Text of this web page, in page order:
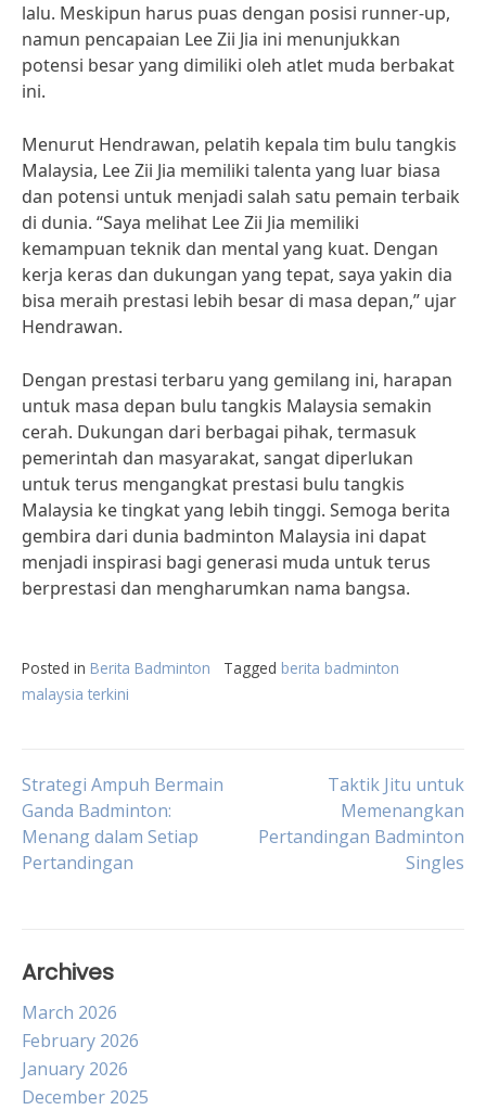
lalu. Meskipun harus puas dengan posisi runner-up,
namun pencapaian Lee Zii Jia ini menunjukkan
potensi besar yang dimiliki oleh atlet muda berbakat
ini.
Menurut Hendrawan, pelatih kepala tim bulu tangkis
Malaysia, Lee Zii Jia memiliki talenta yang luar biasa
dan potensi untuk menjadi salah satu pemain terbaik
di dunia. “Saya melihat Lee Zii Jia memiliki
kemampuan teknik dan mental yang kuat. Dengan
kerja keras dan dukungan yang tepat, saya yakin dia
bisa meraih prestasi lebih besar di masa depan,” ujar
Hendrawan.
Dengan prestasi terbaru yang gemilang ini, harapan
untuk masa depan bulu tangkis Malaysia semakin
cerah. Dukungan dari berbagai pihak, termasuk
pemerintah dan masyarakat, sangat diperlukan
untuk terus mengangkat prestasi bulu tangkis
Malaysia ke tingkat yang lebih tinggi. Semoga berita
gembira dari dunia badminton Malaysia ini dapat
menjadi inspirasi bagi generasi muda untuk terus
berprestasi dan mengharumkan nama bangsa.
Posted in Berita Badminton Tagged berita badminton
malaysia terkini
Post
navigation
Strategi Ampuh Bermain
Ganda Badminton:
Menang dalam Setiap
Pertandingan
Taktik Jitu untuk
Memenangkan
Pertandingan Badminton
Singles
Archives
March 2026
February 2026
January 2026
December 2025